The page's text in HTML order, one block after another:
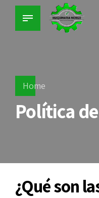
Home
Política
¿Qué son